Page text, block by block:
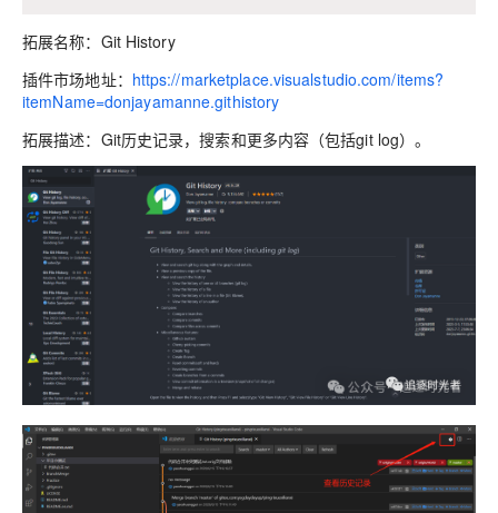
拓展名称： Git History
插件市场地址： https://marketplace.visualstudio.com/items?
itemName=donjayamanne.githistory
拓展描述：Git历史记录，搜索和更多内容（包括git log）。